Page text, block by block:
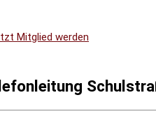
Mitglied werden